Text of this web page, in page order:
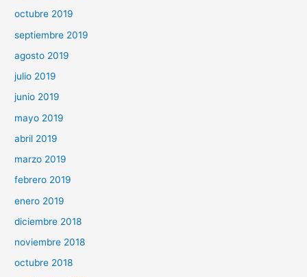
octubre 2019
septiembre 2019
agosto 2019
julio 2019
junio 2019
mayo 2019
abril 2019
marzo 2019
febrero 2019
enero 2019
diciembre 2018
noviembre 2018
octubre 2018